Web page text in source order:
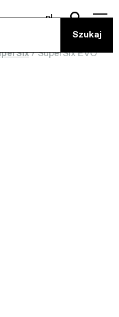
pl
/SuperSix EVO